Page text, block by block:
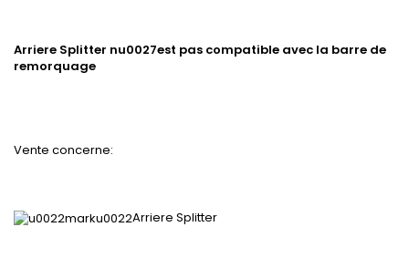
Arriere Splitter nu0027est pas compatible avec la barre de
remorquage
Vente concerne:
Arriere Splitter